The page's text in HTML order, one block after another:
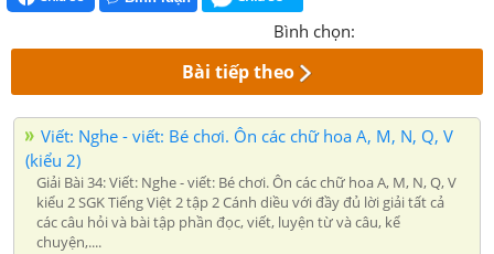
Bình chọn:
Bài tiếp theo
Viết: Nghe - viết: Bé chơi. Ôn các chữ hoa A, M, N, Q, V
(kiểu 2)
Giải Bài 34: Viết: Nghe - viết: Bé chơi. Ôn các chữ hoa A, M, N, Q, V
kiểu 2 SGK Tiếng Việt 2 tập 2 Cánh diều với đầy đủ lời giải tất cả
các câu hỏi và bài tập phần đọc, viết, luyện từ và câu, kể
chuyện,....